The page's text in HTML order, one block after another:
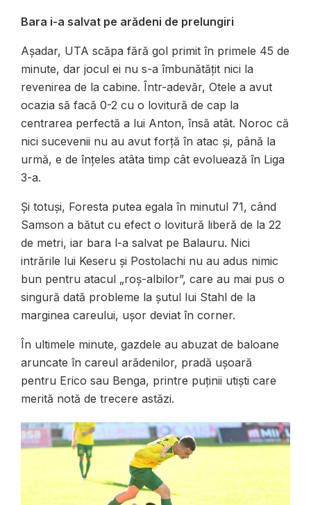
Bara i-a salvat pe arădeni de prelungiri
Așadar, UTA scăpa fără gol primit în primele 45 de
minute, dar jocul ei nu s-a îmbunătățit nici la
revenirea de la cabine. Într-adevăr, Otele a avut
ocazia să facă 0-2 cu o lovitură de cap la
centrarea perfectă a lui Anton, însă atât. Noroc că
nici sucevenii nu au avut forță în atac și, până la
urmă, e de înțeles atâta timp cât evoluează în Liga
3-a.
Și totuși, Foresta putea egala în minutul 71, când
Samson a bătut cu efect o lovitură liberă de la 22
de metri, iar bara l-a salvat pe Balauru. Nici
intrările lui Keseru și Postolachi nu au adus nimic
bun pentru atacul „roș-albilor”, care au mai pus o
singură dată probleme la șutul lui Stahl de la
marginea careului, ușor deviat în corner.
În ultimele minute, gazdele au abuzat de baloane
aruncate în careul arădenilor, pradă ușoară
pentru Erico sau Benga, printre puținii utiști care
merită notă de trecere astăzi.